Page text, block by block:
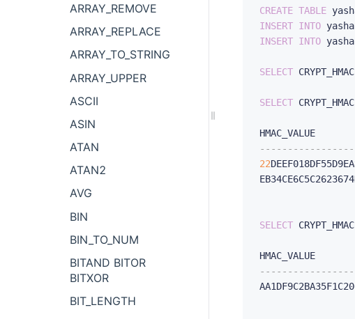
ARRAY_REMOVE
ARRAY_REPLACE
ARRAY_TO_STRING
ARRAY_UPPER
ASCII
ASIN
ATAN
ATAN2
AVG
BIN
BIN_TO_NUM
BITAND BITOR
BITXOR
BIT_LENGTH
CREATE TABLE
INSERT INTO
INSERT INTO
SELECT CRYPT_HMAC
SELECT CRYPT_HMAC
22
SELECT CRYPT_HMAC